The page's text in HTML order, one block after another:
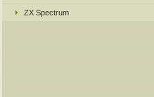
ZX Spectrum